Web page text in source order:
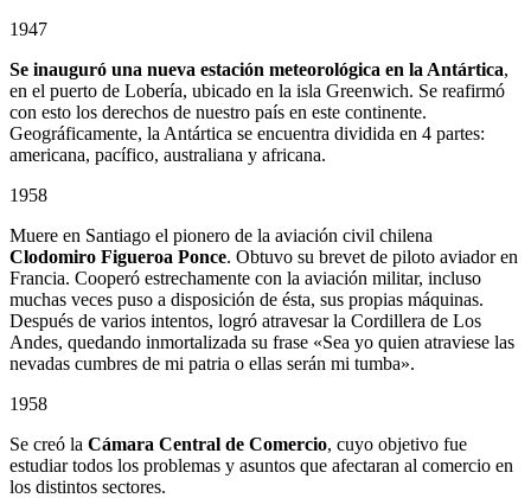
1947
Se inauguró una nueva estación meteorológica en la Antártica,
en el puerto de Lobería, ubicado en la isla Greenwich. Se reafirmó
con esto los derechos de nuestro país en este continente.
Geográficamente, la Antártica se encuentra dividida en 4 partes:
americana, pacífico, australiana y africana.
1958
Muere en Santiago el pionero de la aviación civil chilena
Clodomiro Figueroa Ponce. Obtuvo su brevet de piloto aviador en
Francia. Cooperó estrechamente con la aviación militar, incluso
muchas veces puso a disposición de ésta, sus propias máquinas.
Después de varios intentos, logró atravesar la Cordillera de Los
Andes, quedando inmortalizada su frase «Sea yo quien atraviese las
nevadas cumbres de mi patria o ellas serán mi tumba».
1958
Se creó la Cámara Central de Comercio, cuyo objetivo fue
estudiar todos los problemas y asuntos que afectaran al comercio en
los distintos sectores.